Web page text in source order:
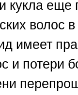
кукла еще
волос
имеет
и потери